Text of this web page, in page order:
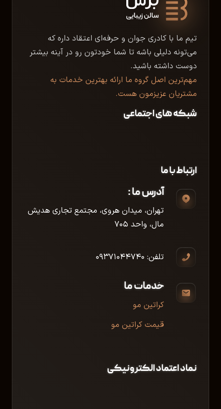
تیم ما با کادری جوان و حرفه‌ای اعتقاد داره که
می‌تونه دلیلی باشه تا شما خودتون رو در آینه بیشتر
دوست داشته باشید.
مهم‌ترین اصل گروه ما ارائه بهترین خدمات به
مشتریان عزیزمون هست.
شبکه های اجتماعی
ارتباط با ما
آدرس ما :
تهران، میدان هروی، مجتمع تجاری هدیش
مال، واحد ۷۰۵
تلفن: ۰۹۳۷۱۰۴۴۷۴۰
خدمات ما
کراتین مو
قیمت کراتین مو
نماد اعتماد الکترونیکی